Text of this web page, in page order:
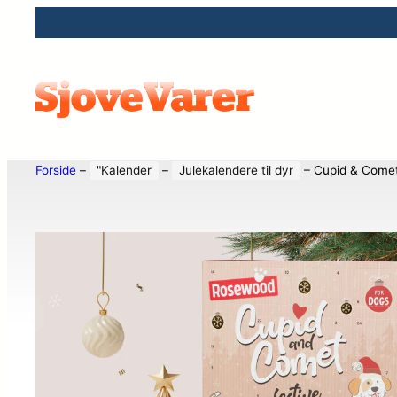
Forside – "Kalender – Julekalendere til dyr – Cupid &